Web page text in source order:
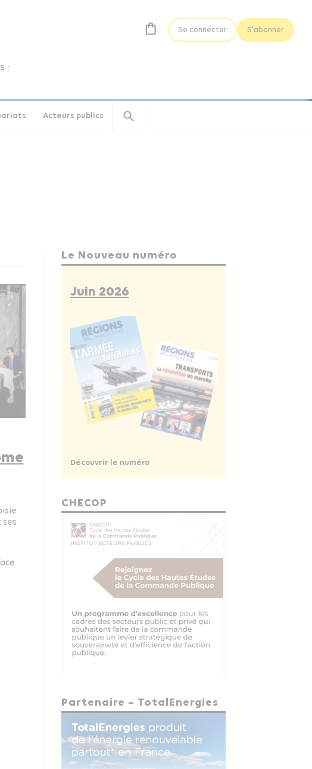
:
Se connecter S'abonner
Acteurs publics
Le Nouveau numéro
Juin 2026
Découvrir le numéro
CHECOP
Partenaire – TotalEnergies